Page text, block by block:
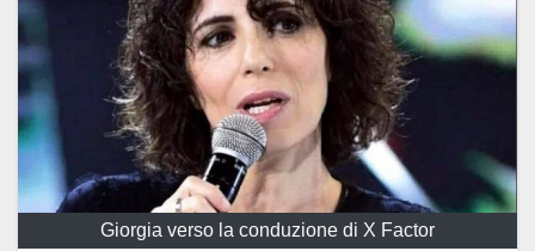
Giorgia verso la conduzione di X Factor